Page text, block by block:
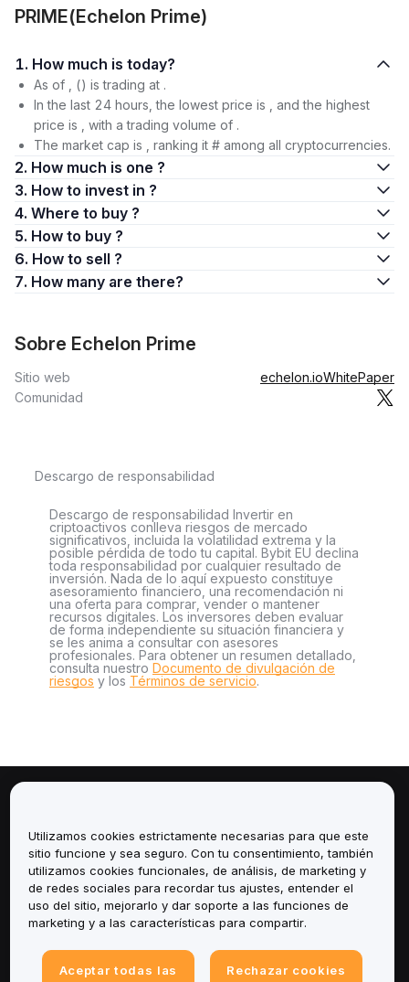
PRIME(Echelon Prime)
1. How much is today?
As of , () is trading at .
In the last 24 hours, the lowest price is , and the highest
price is , with a trading volume of .
The market cap is , ranking it # among all cryptocurrencies.
2. How much is one ?
3. How to invest in ?
4. Where to buy ?
5. How to buy ?
6. How to sell ?
7. How many are there?
Sobre Echelon Prime
Sitio web echelon.ioWhitePaper
Comunidad
Descargo de responsabilidad
Descargo de responsabilidad Invertir en
criptoactivos conlleva riesgos de mercado
significativos, incluida la volatilidad extrema y la
posible pérdida de todo tu capital. Bybit EU declina
toda responsabilidad por cualquier resultado de
inversión. Nada de lo aquí expuesto constituye
asesoramiento financiero, una recomendación ni
una oferta para comprar, vender o mantener
recursos digitales. Los inversores deben evaluar
de forma independiente su situación financiera y
se les anima a consultar con asesores
profesionales. Para obtener un resumen detallado,
consulta nuestro Documento de divulgación de
riesgos y los Términos de servicio.
Servicios
Soporte
Utilizamos cookies estrictamente necesarias para que este
sitio funcione y sea seguro. Con tu consentimiento, también
utilizamos cookies funcionales, de análisis, de marketing y
de redes sociales para recordar tus ajustes, entender el
uso del sitio, mejorarlo y dar soporte a las funciones de
marketing y a las características para compartir.
Aceptar todas las
Rechazar cookies